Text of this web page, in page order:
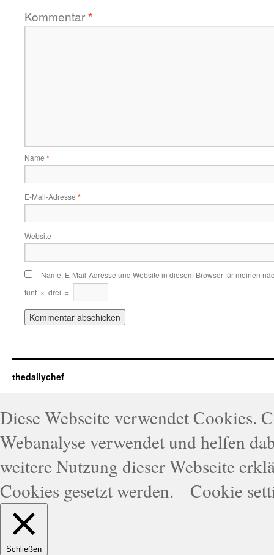
Kommentar*
Name *
E-Mail-Adresse *
Website
Name, E-Mail-Adresse und Website in diesem Browser für meinen
fünf × drei =
thedailychef
Diese Webseite verwendet Cookies.
Webanalyse verwendet und helfen
weitere Nutzung dieser Webseite
Cookies gesetzt werden.
Cookie
Schließen